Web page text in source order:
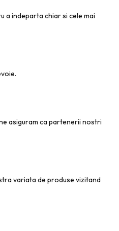
a indeparta chiar si cele mai
asiguram ca partenerii nostri
variata de produse vizitand